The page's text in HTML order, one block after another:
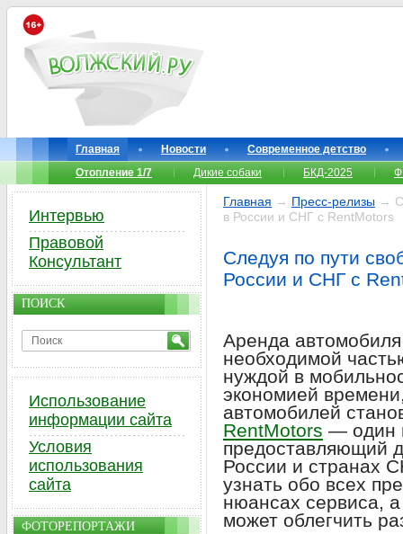
Главная Новости
Современное детство
Отопление 1/7
Дикие собаки БКД-2025
Главная → Пресс-релизы →
в России и СНГ с RentMotors
Следуя по пути
России и СНГ с
Аренда
необходимой
нуждой в
экономией
автомобилей
RentMotors — один
предоставляющий
России и странах
узнать обо всех
нюансах сервиса,
может облегчить
Интервью
Правовой
Консультант
ПОИСК
Использование
информации сайта
Условия
использования
сайта
ФОТОРЕПОРТАЖИ